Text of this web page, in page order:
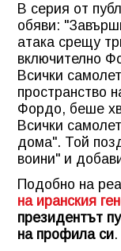
В серия от
обяви:
атака срещу
включително
Всички
пространство
Фордо, беше
Всички
дома". Той
воини" и
Подобно на
на иранския
президентът
на профила си.